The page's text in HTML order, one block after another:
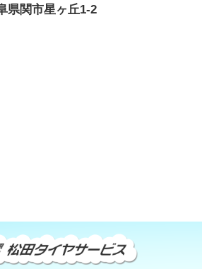
県関市星ヶ丘1-2